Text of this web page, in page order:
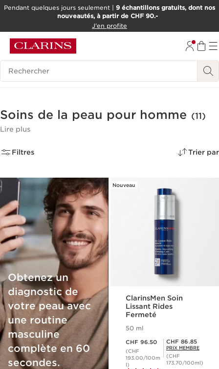
ALLER AU CONTENU
OUTIL D'ACCESSIBILITÉ
Pendant quelques jours seulement | 9 échantillons gratuits, dont nos
nouveautés, à partir de CHF 90.-
J'en profite
Historique des recherches
Soins de la peau pour homme (11)
Lire plus
Filtres Trier par
Obtenez un
diagnostic de
votre peau avec
une routine
masculine
complète en 60
secondes.
Nouveau
ClarinsMen Soin
Lissant Rides
Fermeté
50 ml
CHF 96.50
(CHF
193.00/100m
l)
Prix Sérénité CHF 86.85
CHF 86.85
PRIX MEMBRE
(CHF
173.70/100ml)
Pour un rasage précis
Découvrez la collection ClarinsMen